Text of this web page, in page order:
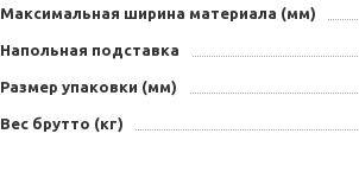
Максимальная ширина материала (мм)
Напольная подставка
Размер упаковки (мм)
Вес брутто (кг)